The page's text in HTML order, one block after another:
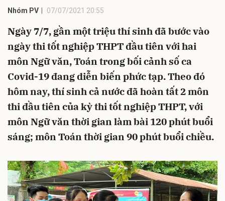
Nhóm PV 07/07/2021 20:55
Ngày 7/7, gần một triệu thí sinh đã bước vào
ngày thi tốt nghiệp THPT đầu tiên với hai
môn Ngữ văn, Toán trong bối cảnh số ca
Covid-19 đang diễn biến phức tạp. Theo đó
hôm nay, thí sinh cả nước đã hoàn tất 2 môn
thi đầu tiên của kỳ thi tốt nghiệp THPT, với
môn Ngữ văn thời gian làm bài 120 phút buổi
sáng; môn Toán thời gian 90 phút buổi chiều.